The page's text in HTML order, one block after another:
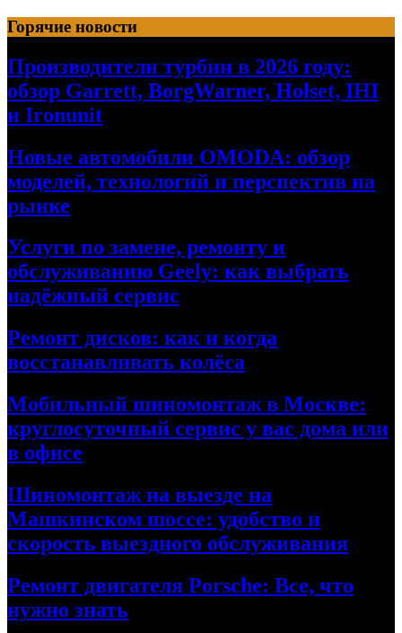
Перейти
к
содержимому
Горячие новости
Производители турбин в 2026 году:
обзор Garrett, BorgWarner, Holset, IHI
и Ironunit
Новые автомобили OMODA: обзор
моделей, технологий и перспектив на
рынке
Услуги по замене, ремонту и
обслуживанию Geely: как выбрать
надёжный сервис
Ремонт дисков: как и когда
восстанавливать колёса
Мобильный шиномонтаж в Москве:
круглосуточный сервис у вас дома или
в офисе
Шиномонтаж на выезде на
Машкинском шоссе: удобство и
скорость выездного обслуживания
Ремонт двигателя Porsche: Все, что
нужно знать